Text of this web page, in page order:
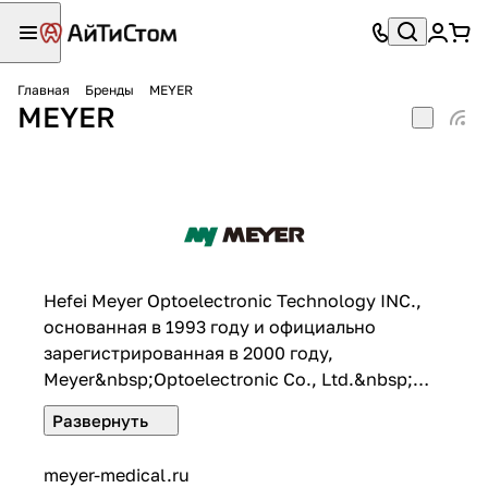
Главная Бренды MEYER
MEYER
Hefei Meyer Optoelectronic Technology INC.,
основанная в 1993 году и официально
зарегистрированная в 2000 году,
Meyer&nbsp;Optoelectronic Co., Ltd.&nbsp;
(акции компании a котируются на
шэньчжэньской фондовой бирже в 2012 году,
национальным ключевым
meyer-medical.ru